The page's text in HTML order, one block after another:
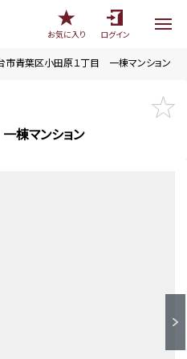
お気に入り
ログイン
市青葉区小田原１丁目 一棟マンション
棟マンション